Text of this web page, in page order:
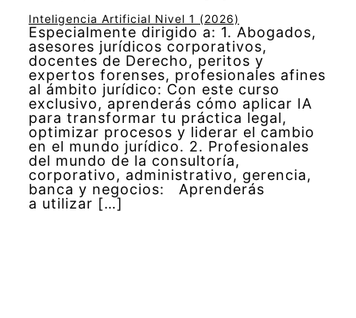
Inteligencia Artificial Nivel 1 (2026)
Especialmente dirigido a: 1. Abogados,
asesores jurídicos corporativos,
docentes de Derecho, peritos y
expertos forenses, profesionales afines
al ámbito jurídico: Con este curso
exclusivo, aprenderás cómo aplicar IA
para transformar tu práctica legal,
optimizar procesos y liderar el cambio
en el mundo jurídico. 2. Profesionales
del mundo de la consultoría,
corporativo, administrativo, gerencia,
banca y negocios: Aprenderás
a utilizar […]